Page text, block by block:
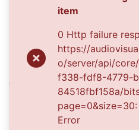
(90.52 KB)
2005-06-24
Authors
Garrido Sarasa, Ana María
item
0 Http failure
https://
o/server/api/
f338-fdf8-4779-
84518fbf158a/
Error